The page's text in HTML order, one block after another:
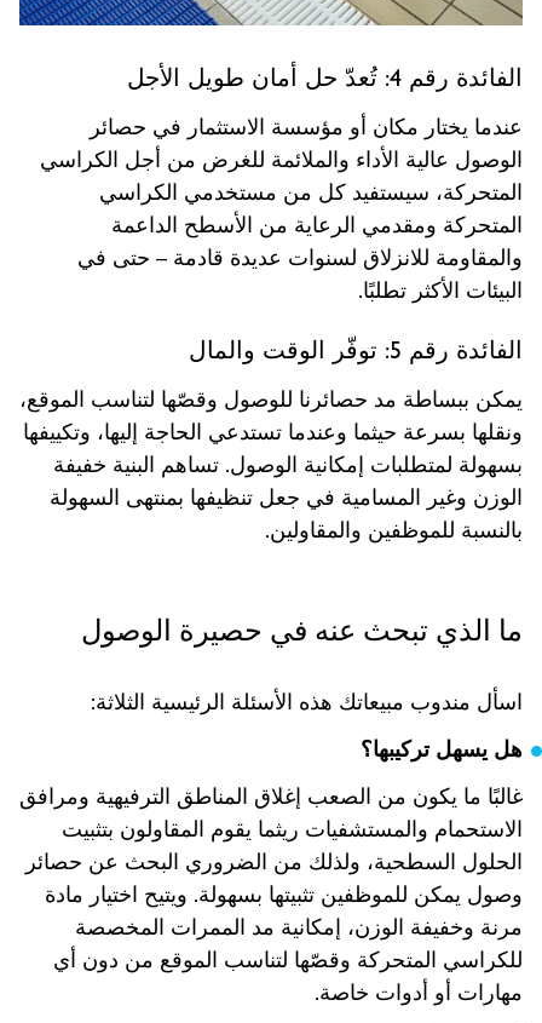
الفائدة رقم 4: تُعدّ حل أمان طويل الأجل
عندما يختار مكان أو مؤسسة الاستثمار في حصائر
الوصول عالية الأداء والملائمة للغرض من أجل الكراسي
المتحركة، سيستفيد كل من مستخدمي الكراسي
المتحركة ومقدمي الرعاية من الأسطح الداعمة
والمقاومة للانزلاق لسنوات عديدة قادمة – حتى في
البيئات الأكثر تطلبًا.
الفائدة رقم 5: توفّر الوقت والمال
يمكن ببساطة مد حصائرنا للوصول وقصّها لتناسب الموقع،
ونقلها بسرعة حيثما وعندما تستدعي الحاجة إليها، وتكييفها
بسهولة لمتطلبات إمكانية الوصول. تساهم البنية خفيفة
الوزن وغير المسامية في جعل تنظيفها بمنتهى السهولة
بالنسبة للموظفين والمقاولين.
ما الذي تبحث عنه في حصيرة الوصول
اسأل مندوب مبيعاتك هذه الأسئلة الرئيسية الثلاثة:
هل يسهل تركيبها؟
غالبًا ما يكون من الصعب إغلاق المناطق الترفيهية ومرافق
الاستحمام والمستشفيات ريثما يقوم المقاولون بتثبيت
الحلول السطحية، ولذلك من الضروري البحث عن حصائر
وصول يمكن للموظفين تثبيتها بسهولة. ويتيح اختيار مادة
مرنة وخفيفة الوزن، إمكانية مد الممرات المخصصة
للكراسي المتحركة وقصّها لتناسب الموقع من دون أي
مهارات أو أدوات خاصة.